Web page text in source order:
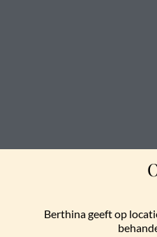
Berthina geeft op